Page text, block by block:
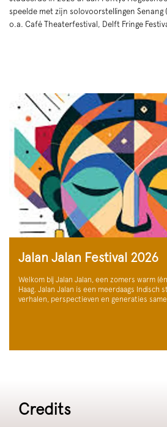
speelde met zijn solovoorstellingen Senang
o.a. Café Theaterfestival, Delft Fringe
Jalan Jalan Festival 2026
Welkom bij Jalan Jalan, een zomers warm
Haag. Jalan Jalan is een meerdaags Indisch
verhalen, perspectieven en generaties
Credits